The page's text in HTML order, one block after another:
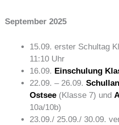
September 2025
15.09. erster Schultag
11:10 Uhr
16.09. Einschulung
22.09. – 26.09.
Ostsee (Klasse 7) und
10a/10b)
23.09./ 25.09./ 30.09.